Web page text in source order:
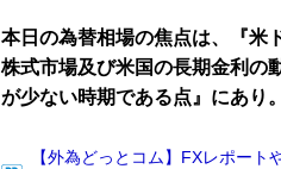
本日の為替相場の焦点は、『米
株式市場及び米国の長期金利の
が少ない時期である点』にあり。
【外為どっとコム】FXレポー